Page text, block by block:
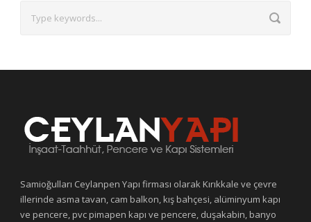
Samioğulları Ceylanpen Yapı firması olarak Kırıkkale ve çevre
illerinde asma tavan, cam balkon, kış bahçesi, alüminyum kapı
ve pencere, pvc pimapen kapı ve pencere, duşakabin, banyo